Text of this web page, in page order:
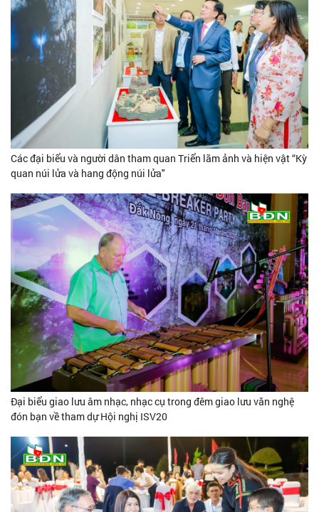
Các đại biểu và người dân tham quan Triển lãm ảnh và hiện vật “Kỳ
quan núi lửa và hang động núi lửa"
Đại biểu giao lưu âm nhạc, nhạc cụ trong đêm giao lưu văn nghệ
đón bạn về tham dự Hội nghị ISV20